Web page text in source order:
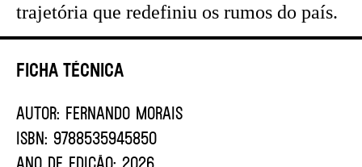
Ficha Técnica
AUTOR: FERNANDO MORAIS
ISBN: 9788535945850
ANO DE EDIÇÃO: 2026
trajetória que redefiniu os rumos do país.